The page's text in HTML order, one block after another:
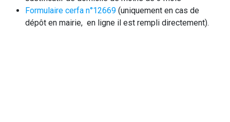
Formulaire cerfa n°12669 (uniquement en cas de
dépôt en mairie, en ligne il est rempli directement).